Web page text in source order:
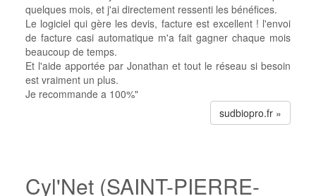
quelques mois, et j'ai directement ressenti les bénéfices.
Le logiciel qui gère les devis, facture est excellent ! l'envoi
de facture casi automatique m'a fait gagner chaque mois
beaucoup de temps.
Et l'aide apportée par Jonathan et tout le réseau si besoin
est vraiment un plus.
Je recommande a 100%"
sudbiopro.fr »
Cyl'Net (SAINT-PIERRE-